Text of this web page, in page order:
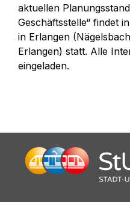
aktuellen
Geschäftsstelle“ findet
in Erlangen
Erlangen) statt. Alle
eingeladen.